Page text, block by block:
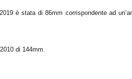
è stata di 86mm corrispondente ad
di 144mm.